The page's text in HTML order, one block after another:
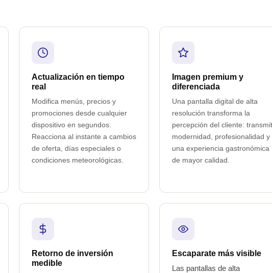
Actualización en tiempo
real
Modifica menús, precios y
promociones desde cualquier
dispositivo en segundos.
Reacciona al instante a cambios
de oferta, días especiales o
condiciones meteorológicas.
Imagen premium y
diferenciada
Una pantalla digital de alta
resolución transforma la
percepción del cliente:
modernidad, profesionalidad y
una experiencia gastronómica
de mayor calidad.
Retorno de inversión
medible
Escaparate más visible
Las pantallas de alta